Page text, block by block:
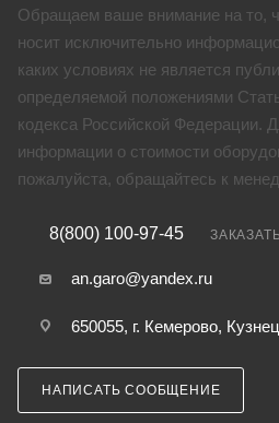
Обращаем ваше внимание на то,
носит исключительно
каких условиях не является
определяемой положениями
кодекса Российской Федерации.
информации о стоимости
пожалуйста, обращайтесь к
8(800) 100-97-45
an.garo@yandex.ru
650055, г. Кемерово,
НАПИСАТЬ СООБЩЕНИЕ